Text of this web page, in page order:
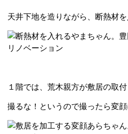
天井下地を造りながら、断熱材を
１階では、荒木親方が敷居の取
撮るな！というので撮ったら変顔